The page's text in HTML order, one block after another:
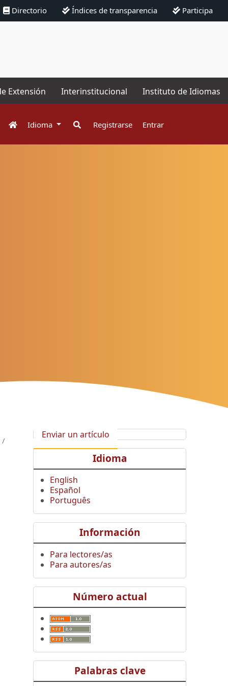
Directorio Índices de transparencia Participa
Extensión Interinstitucional Instituto de Idiomas
Idioma Registrarse Entrar
/
Enviar un artículo
Idioma
English
Español
Português
Información
Para lectores/as
Para autores/as
Número actual
Palabras clave